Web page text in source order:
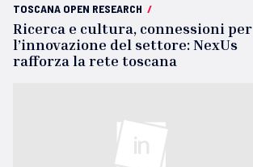
TOSCANA OPEN RESEARCH /
Ricerca e cultura, connessioni per
l’innovazione del settore: NexUs
rafforza la rete toscana